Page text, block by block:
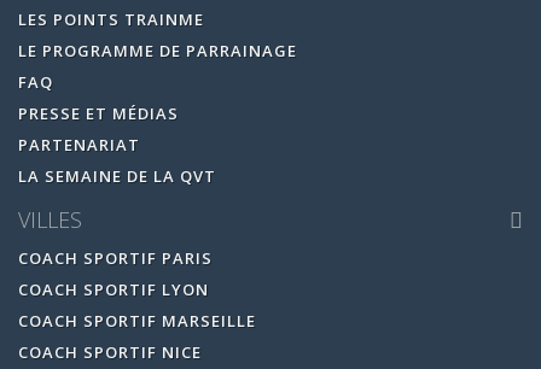
LES POINTS TRAINME
LE PROGRAMME DE PARRAINAGE
FAQ
PRESSE ET MÉDIAS
PARTENARIAT
LA SEMAINE DE LA QVT
VILLES
COACH SPORTIF PARIS
COACH SPORTIF LYON
COACH SPORTIF MARSEILLE
COACH SPORTIF NICE